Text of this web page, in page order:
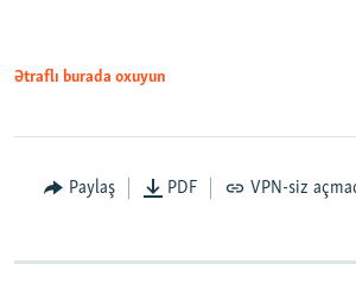
Ətraflı burada oxuyun
Paylaş PDF VPN-siz